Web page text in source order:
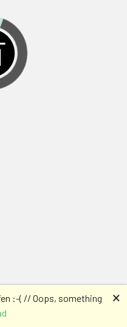
:-( // Oops, something
🗙